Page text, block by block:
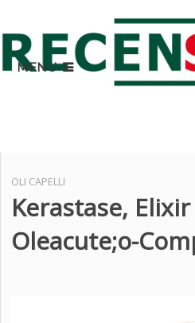
MENU
OLI CAPELLI
Kerastase,
Oleacute;o-